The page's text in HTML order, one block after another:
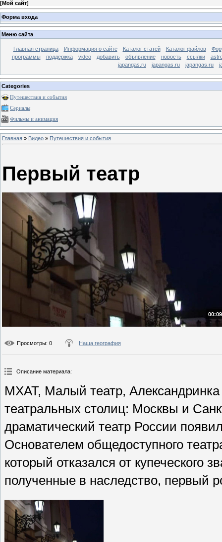
[Мой сайт]
Форма входа
Меню сайта
Главная страница Информация о сайте Каталог статей Каталог файлов
программы
поддержка video добавить объявление новость ссылки
japangas.ru
japangas.ru japangas.ru
Categories
Путешествия и события
Сериалы
Фильмы и анимация
Главная » Видео » Путешествия и события
Первый театр
Просмотры: 0 Наша география
Описание материала:
МХАТ, Малый театр,
театральных столиц: Москвы и
драматический театр России
Основателем общедоступного
который отказался от купеческого
полученные в наследство, первый